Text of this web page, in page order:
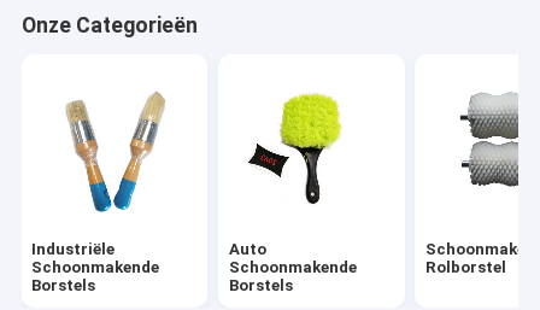
Roestvrij staalStaalborstels
Lange Pijp Schoonmakende Borstel
Onze Categorieën
Industriële
Schoonmakende
Borstels
Auto
Schoonmakende
Borstels
Rolborstel